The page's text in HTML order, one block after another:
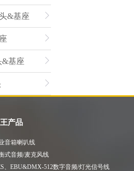
&基座
&基座
产品
音箱喇叭线
式音频/麦克风线
、EBU&DMX-512数字音频/灯光信号线